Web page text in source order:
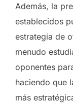
Además, la
establecidos
estrategia de
menudo
oponentes
haciendo que
más